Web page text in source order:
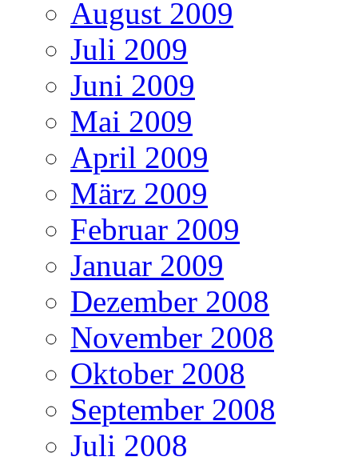
August 2009
Juli 2009
Juni 2009
Mai 2009
April 2009
März 2009
Februar 2009
Januar 2009
Dezember 2008
November 2008
Oktober 2008
September 2008
Juli 2008